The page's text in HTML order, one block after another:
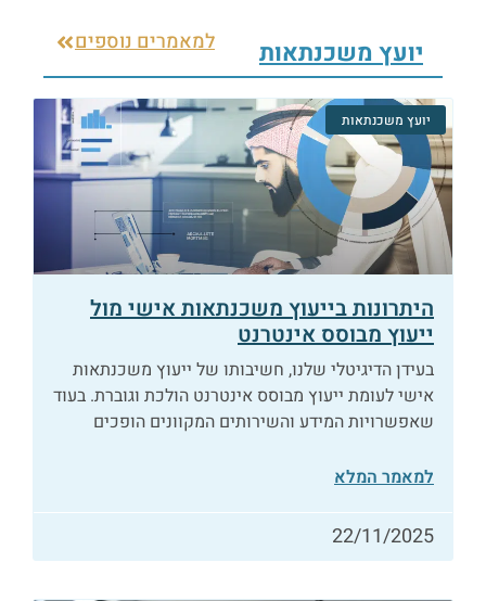
יועץ משכנתאות למאמרים נוספים
יועץ משכנתאות
היתרונות בייעוץ משכנתאות אישי מול
ייעוץ מבוסס אינטרנט
בעידן הדיגיטלי שלנו, חשיבותו של ייעוץ משכנתאות
אישי לעומת ייעוץ מבוסס אינטרנט הולכת וגוברת. בעוד
שאפשרויות המידע והשירותים המקוונים הופכים
למאמר המלא
22/11/2025